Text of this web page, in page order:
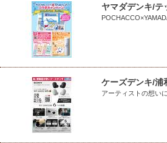
ヤマダデンキ/テ
ケーズデンキ/浦
アーティストの想い